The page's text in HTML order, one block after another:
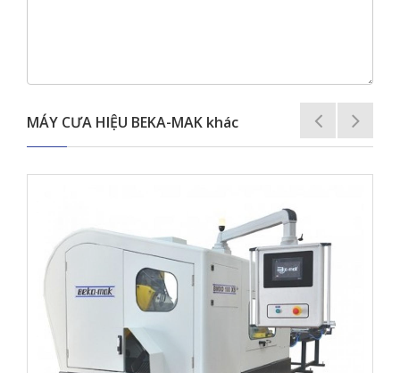
MÁY CƯA HIỆU BEKA-MAK khác